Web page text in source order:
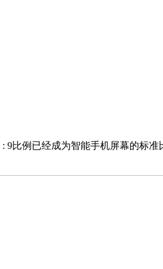
比例已经成为智能手机屏幕的标准